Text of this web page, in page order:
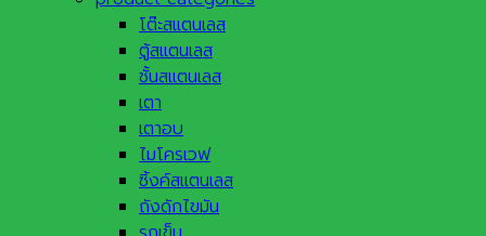
โต๊ะสแตนเลส
ตู้สแตนเลส
ชั้นสแตนเลส
เตา
เตาอบ
ไมโครเวฟ
ซิ้งค์สแตนเลส
ถังดักไขมัน